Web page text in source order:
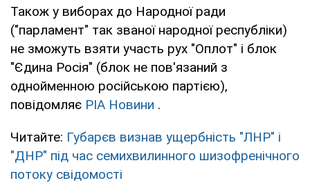
Також у виборах до Народної ради
("парламент" так званої народної республіки)
не зможуть взяти участь рух "Оплот" і блок
"Єдина Росія" (блок не пов'язаний з
однойменною російською партією),
повідомляє РІА Новини .
Читайте: Губарєв визнав ущербність "ЛНР" і
"ДНР" під час семихвилинного шизофренічного
потоку свідомості